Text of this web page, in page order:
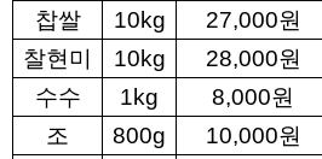
찹쌀
10kg
27,000원
찰현미
10kg
28,000원
수수
1kg
8,000원
조
800g
10,000원